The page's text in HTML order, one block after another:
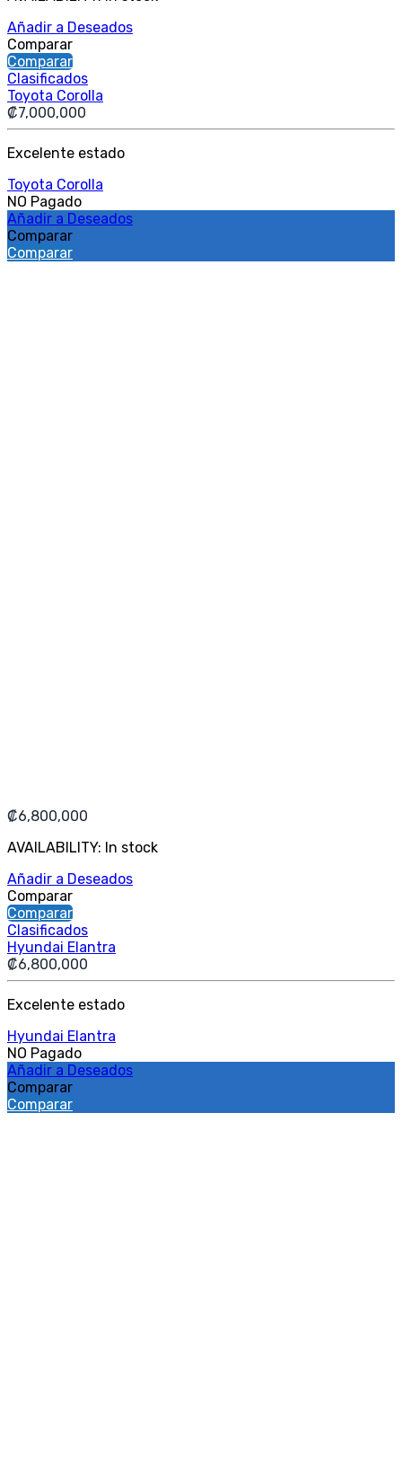
Añadir a Deseados
Comparar
Comparar
Clasificados
Toyota Corolla
₡7,000,000
Excelente estado
Toyota Corolla
NO Pagado
Añadir a Deseados
Comparar
Comparar
₡6,800,000
AVAILABILITY: In stock
Añadir a Deseados
Comparar
Comparar
Clasificados
Hyundai Elantra
₡6,800,000
Excelente estado
Hyundai Elantra
NO Pagado
Añadir a Deseados
Comparar
Comparar